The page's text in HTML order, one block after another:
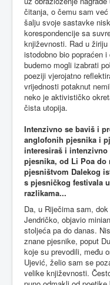
čitanja, o čemu sam
šalju svoje sastavke
korespondencije sa
književnosti. Rad u
istodobno bio popraćen
budemo mogli izabrati
poeziji vjerojatno
vrijednosti potaknut
neko je aktivističko
čista utopija.
Intenzivno se baviš i
anglofonih pjesnika i
interesiraš i
pjesnika, od Li Poa do
pjesništvom Dalekog
s pjesničkog festivala
razlikama...
Da, u Riječima sam,
Jendričko, objavio
stoljeća pa do danas.
znane pjesnike, poput
koje su prevodili, među
Ujević, želio sam se
velike književnosti.